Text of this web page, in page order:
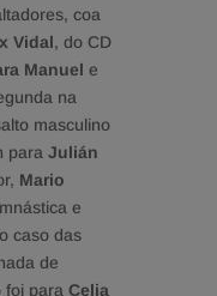
coa
Vidal, do CD
Manuel e
na
masculino
para Julián
Mario
e
caso das
de
foi para Celia